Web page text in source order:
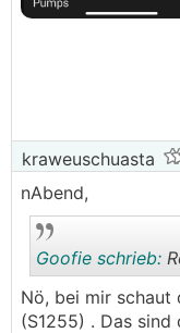
kraweuschuasta
nAbend,
Goofie schrieb:
Nö, bei mir schaut
(S1255) . Das